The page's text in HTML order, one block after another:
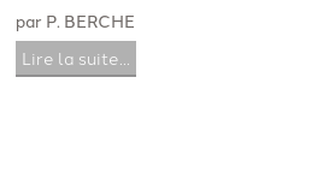
par P. BERCHE
Lire la suite...